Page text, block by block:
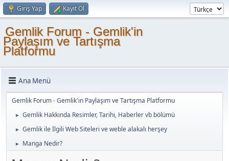
Giriş Yap Kayıt Ol
Gemlik Forum - Gemlik'in
Paylaşım ve Tartışma
Platformu
Ana Menü
Gemlik Forum - Gemlik'in Paylaşım ve Tartışma Platformu
► Gemlik Hakkında Resimler, Tarihi, Haberler vb bölümü
► Gemlik ile İlgili Web Siteleri ve weble alakalı herşey
► Manga Nedir?